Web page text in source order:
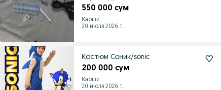
550 000 сум
Карши
20 июля 2026 г.
Костюм Соник/sonic
200 000 сум
Карши
20 июля 2026 г.